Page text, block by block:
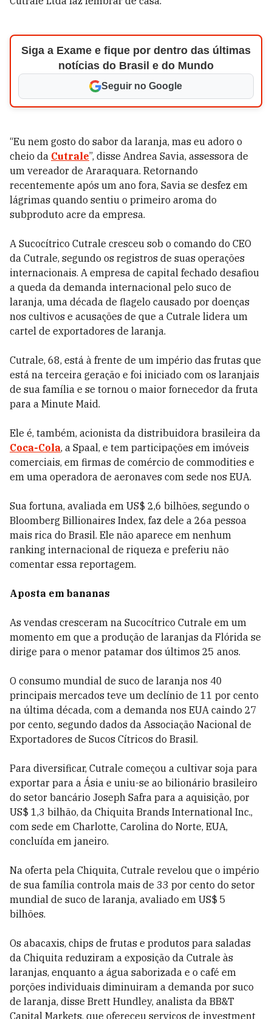
Siga a Exame e fique por dentro das últimas
notícias do Brasil e do Mundo
Seguir no Google
“Eu nem gosto do sabor da laranja, mas eu adoro o
cheio da Cutrale”, disse Andrea Savia, assessora de
um vereador de Araraquara. Retornando
recentemente após um ano fora, Savia se desfez em
lágrimas quando sentiu o primeiro aroma do
subproduto acre da empresa.
A Sucocítrico Cutrale cresceu sob o comando do CEO
da Cutrale, segundo os registros de suas operações
internacionais. A empresa de capital fechado desafiou
a queda da demanda internacional pelo suco de
laranja, uma década de flagelo causado por doenças
nos cultivos e acusações de que a Cutrale lidera um
cartel de exportadores de laranja.
Cutrale, 68, está à frente de um império das frutas que
está na terceira geração e foi iniciado com os laranjais
de sua família e se tornou o maior fornecedor da fruta
para a Minute Maid.
Ele é, também, acionista da distribuidora brasileira da
Coca-Cola, a Spaal, e tem participações em imóveis
comerciais, em firmas de comércio de commodities e
em uma operadora de aeronaves com sede nos EUA.
Sua fortuna, avaliada em US$ 2,6 bilhões, segundo o
Bloomberg Billionaires Index, faz dele a 26a pessoa
mais rica do Brasil. Ele não aparece em nenhum
ranking internacional de riqueza e preferiu não
comentar essa reportagem.
Aposta em bananas
As vendas cresceram na Sucocítrico Cutrale em um
momento em que a produção de laranjas da Flórida se
dirige para o menor patamar dos últimos 25 anos.
O consumo mundial de suco de laranja nos 40
principais mercados teve um declínio de 11 por cento
na última década, com a demanda nos EUA caindo 27
por cento, segundo dados da Associação Nacional de
Exportadores de Sucos Cítricos do Brasil.
Para diversificar, Cutrale começou a cultivar soja para
exportar para a Ásia e uniu-se ao bilionário brasileiro
do setor bancário Joseph Safra para a aquisição, por
US$ 1,3 bilhão, da Chiquita Brands International Inc.,
com sede em Charlotte, Carolina do Norte, EUA,
concluída em janeiro.
Na oferta pela Chiquita, Cutrale revelou que o império
de sua família controla mais de 33 por cento do setor
mundial de suco de laranja, avaliado em US$ 5
bilhões.
Os abacaxis, chips de frutas e produtos para saladas
da Chiquita reduziram a exposição da Cutrale às
laranjas, enquanto a água saborizada e o café em
porções individuais diminuiram a demanda por suco
de laranja, disse Brett Hundley, analista da BB&T
Capital Markets, que ofereceu serviços de investment